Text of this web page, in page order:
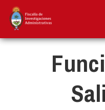
Pasar
contenido